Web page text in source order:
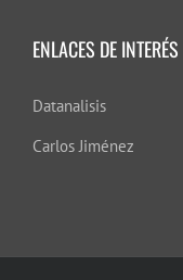
ENLACES DE INTERÉS
Datanalisis
Carlos Jiménez